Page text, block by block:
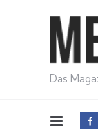
Das
Menu